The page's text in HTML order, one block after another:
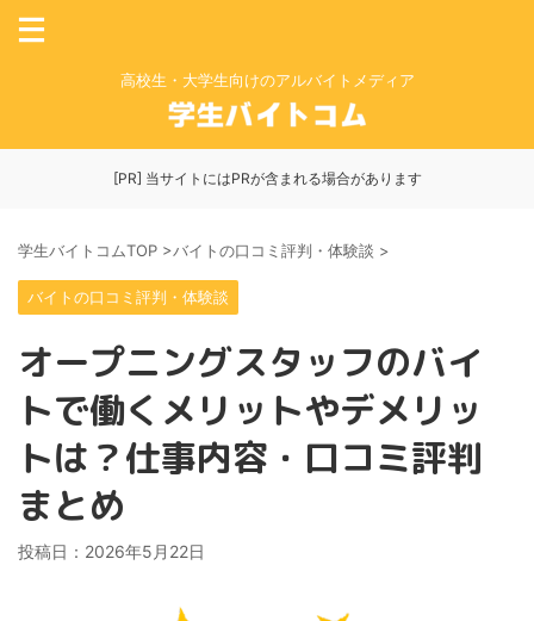
高校生・大学生向けのアルバイトメディア
[PR] 当サイトにはPRが含まれる場合があります
学生バイトコムTOP >バイトの口コミ評判・体験談 >
バイトの口コミ評判・体験談
オープニングスタッフのバイ
トで働くメリットやデメリッ
トは？仕事内容・口コミ評判
まとめ
投稿日： 2026年5月22日